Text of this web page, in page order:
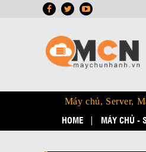
Máy chủ, Server,
HOME MÁY CHỦ -